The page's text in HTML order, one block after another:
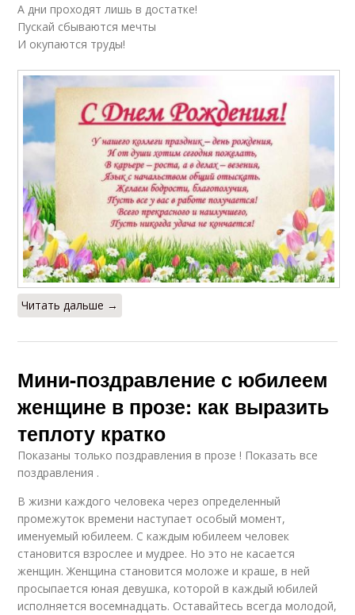
А дни проходят лишь в достатке!
Пускай сбываются мечты
И окупаются труды!
Читать дальше →
Мини-поздравление с юбилеем
женщине в прозе: как выразить
теплоту кратко
Показаны только поздравления в прозе ! Показать все
поздравления .
В жизни каждого человека через определенный
промежуток времени наступает особый момент,
именуемый юбилеем. С каждым юбилеем человек
становится взрослее и мудрее. Но это не касается
женщин. Женщина становится моложе и краше, в ней
просыпается юная девушка, которой в каждый юбилей
исполняется восемнадцать. Оставайтесь всегда молодой,